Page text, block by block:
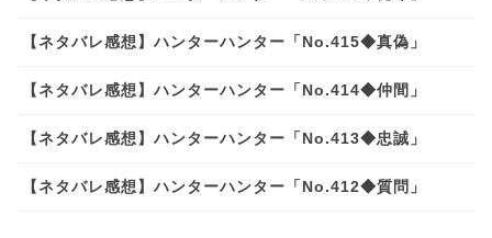
【ネタバレ感想】ハンターハンター「No.415◆真偽」
【ネタバレ感想】ハンターハンター「No.414◆仲間」
【ネタバレ感想】ハンターハンター「No.413◆忠誠」
【ネタバレ感想】ハンターハンター「No.412◆質問」